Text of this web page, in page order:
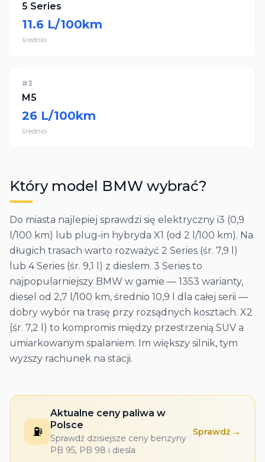
5 Series
11.6 L/100km
średnio
#3
M5
26 L/100km
średnio
Który model BMW wybrać?
Do miasta najlepiej sprawdzi się elektryczny i3 (0,9
l/100 km) lub plug-in hybryda X1 (od 2 l/100 km). Na
długich trasach warto rozważyć 2 Series (śr. 7,9 l)
lub 4 Series (śr. 9,1 l) z dieslem. 3 Series to
najpopularniejszy BMW w gamie — 1353 warianty,
diesel od 2,7 l/100 km, średnio 10,9 l dla całej serii —
dobry wybór na trasę przy rozsądnych kosztach. X2
(śr. 7,2 l) to kompromis między przestrzenią SUV a
umiarkowanym spalaniem. Im większy silnik, tym
wyższy rachunek na stacji.
⛽
Aktualne ceny paliwa w
Polsce
Sprawdź dzisiejsze ceny benzyny
PB 95, PB 98 i diesla
Sprawdź →